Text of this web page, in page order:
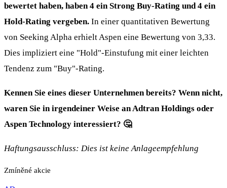
bewertet haben, haben 4 ein Strong Buy-Rating und 4 ein
Hold-Rating vergeben. In einer quantitativen Bewertung
von Seeking Alpha erhielt Aspen eine Bewertung von 3,33.
Dies impliziert eine "Hold"-Einstufung mit einer leichten
Tendenz zum "Buy"-Rating.
Kennen Sie eines dieser Unternehmen bereits? Wenn nicht,
waren Sie in irgendeiner Weise an Adtran Holdings oder
Aspen Technology interessiert? 🤔
Haftungsausschluss: Dies ist keine Anlageempfehlung
Zmíněné akcie